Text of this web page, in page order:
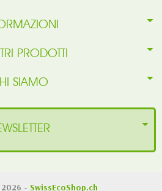
PRODOTTI
SIAMO
- SwissEcoShop.ch